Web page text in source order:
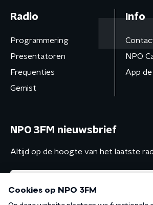
Radio
Programmering
Presentatoren
Frequenties
Gemist
Info
NPO
App
NPO 3FM nieuwsbrief
Altijd op de hoogte van het laatste